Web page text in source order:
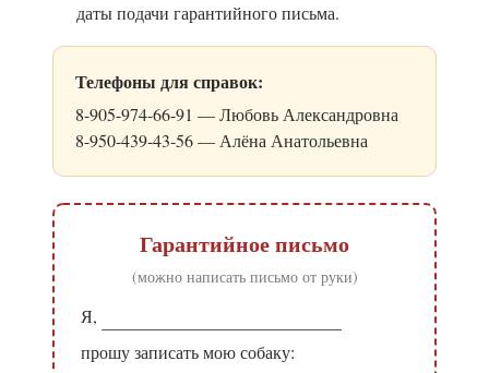
даты подачи гарантийного письма.
Телефоны для справок:
8-905-974-66-91 — Любовь Александровна
8-950-439-43-56 — Алёна Анатольевна
Гарантийное письмо
(можно написать письмо от руки)
Я,
прошу записать мою собаку: